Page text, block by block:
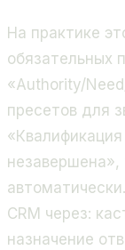
На практике
обязательных
«Authority/
пресетов для
CRM через:
назначение